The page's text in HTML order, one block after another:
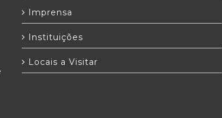
Imprensa
Instituições
Locais a Visitar